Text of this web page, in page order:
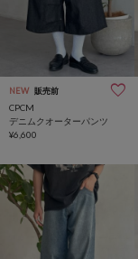
NEW 販売前
CPCM
デニムクオーターパンツ
¥6,600